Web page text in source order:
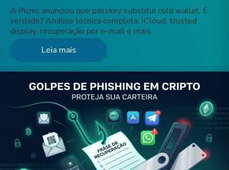
A Picnic anunciou que passkey substitui cold wallet. É
verdade? Análise técnica completa: iCloud, trusted
display, recuperação por e-mail e mais.
Leia mais